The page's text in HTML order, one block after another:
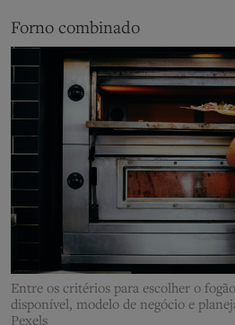
Forno combinado
Entre os critérios para escolher o
disponível, modelo de negócio e
Pexels